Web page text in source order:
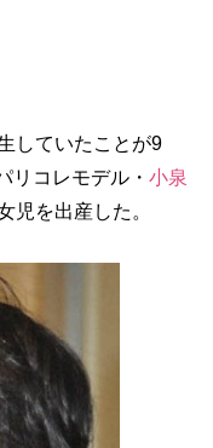
していたことが9
リコレモデル・ 小泉
児を出産した。